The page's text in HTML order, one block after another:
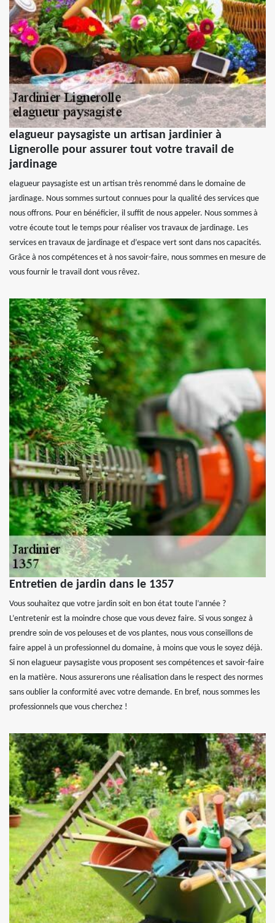
elagueur paysagiste un artisan jardinier à
Lignerolle pour assurer tout votre travail de
jardinage
elagueur paysagiste est un artisan très renommé dans le domaine de
jardinage. Nous sommes surtout connues pour la qualité des services que
nous offrons. Pour en bénéficier, il suffit de nous appeler. Nous sommes à
votre écoute tout le temps pour réaliser vos travaux de jardinage. Les
services en travaux de jardinage et d’espace vert sont dans nos capacités.
Grâce à nos compétences et à nos savoir-faire, nous sommes en mesure de
vous fournir le travail dont vous rêvez.
Entretien de jardin dans le 1357
Vous souhaitez que votre jardin soit en bon état toute l’année ?
L’entretenir est la moindre chose que vous devez faire. Si vous songez à
prendre soin de vos pelouses et de vos plantes, nous vous conseillons de
faire appel à un professionnel du domaine, à moins que vous le soyez déjà.
Si non elagueur paysagiste vous proposent ses compétences et savoir-faire
en la matière. Nous assurerons une réalisation dans le respect des normes
sans oublier la conformité avec votre demande. En bref, nous sommes les
professionnels que vous cherchez !